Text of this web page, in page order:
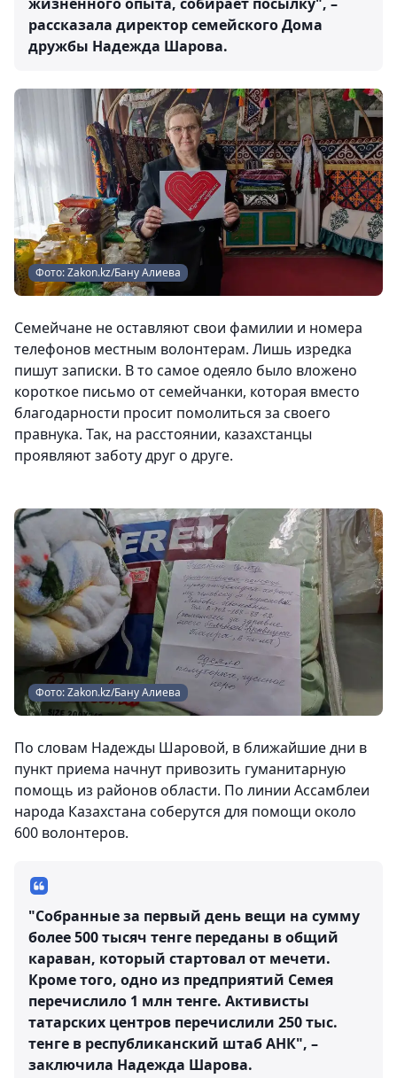
рассказала директор семейского Дома
дружбы Надежда Шарова.
Фото: Zakon.kz/Бану Алиева
Семейчане не оставляют свои фамилии и номера
телефонов местным волонтерам. Лишь изредка
пишут записки. В то самое одеяло было вложено
короткое письмо от семейчанки, которая вместо
благодарности просит помолиться за своего
правнука. Так, на расстоянии, казахстанцы
проявляют заботу друг о друге.
Фото: Zakon.kz/Бану Алиева
По словам Надежды Шаровой, в ближайшие дни в
пункт приема начнут привозить гуманитарную
помощь из районов области. По линии Ассамблеи
народа Казахстана соберутся для помощи около
600 волонтеров.
"Собранные за первый день вещи на сумму
более 500 тысяч тенге переданы в общий
караван, который стартовал от мечети.
Кроме того, одно из предприятий Семея
перечислило 1 млн тенге. Активисты
татарских центров перечислили 250 тыс.
тенге в республиканский штаб АНК", –
заключила Надежда Шарова.